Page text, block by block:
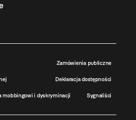
Zamówienia publiczne
Deklaracja dostępności
mobbingowi i dyskryminacji Sygnaliści